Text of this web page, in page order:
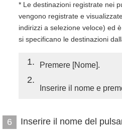
* Le destinazioni registrate nei
vengono registrate e
indirizzi a selezione veloce) ed
si specificano le destinazioni
1 Premere [Nome].
2
Inserire il nome e
6 Inserire il nome del